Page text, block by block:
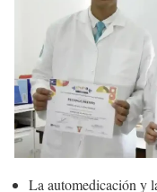
La automedicación y